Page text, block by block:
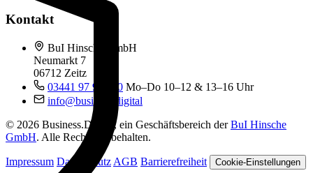
Kontakt
BuI Hinsche GmbH
Neumarkt 7
06712 Zeitz
03441 97 99 060 Mo–Do 10–12 & 13–16 Uhr
info@business.digital
© 2026 Business.Digital, ein Geschäftsbereich derBuI Hinsche
GmbH. Alle Rechte vorbehalten.
Impressum Datenschutz AGB Barrierefreiheit Cookie-Einstellungen